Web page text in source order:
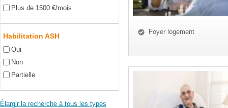
Plus de 1500 €/mois
Habilitation ASH
Oui
Non
Partielle
Élargir la recherche à tous les types
Foyer logement